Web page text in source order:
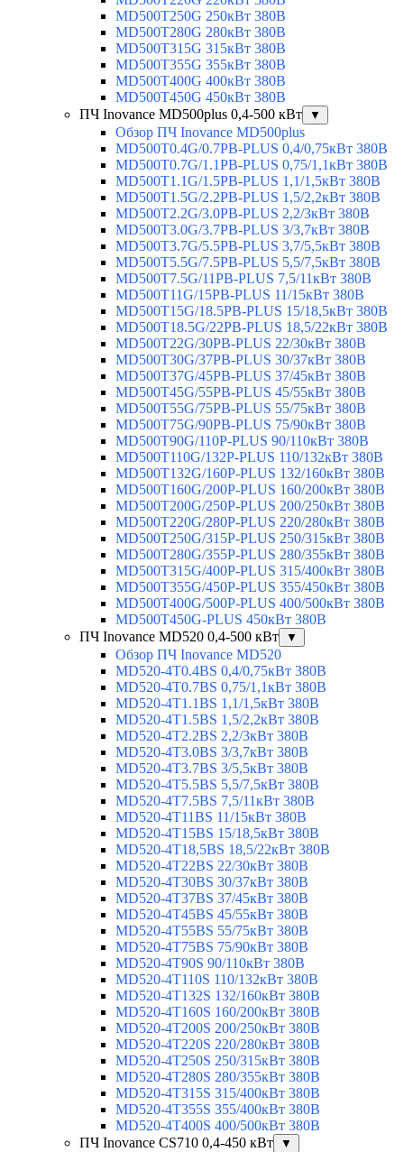
MD500T250G 250кВт 380В
MD500T280G 280кВт 380В
MD500T315G 315кВт 380В
MD500T355G 355кВт 380В
MD500T400G 400кВт 380В
MD500T450G 450кВт 380В
ПЧ Inovance MD500plus 0,4-500 кВт
▼
Обзор ПЧ Inovance MD500plus
MD500T0.4G/0.7PB-PLUS 0,4/0,75кВт 380В
MD500T0.7G/1.1PB-PLUS 0,75/1,1кВт 380В
MD500T1.1G/1.5PB-PLUS 1,1/1,5кВт 380В
MD500T1.5G/2.2PB-PLUS 1,5/2,2кВт 380В
MD500T2.2G/3.0PB-PLUS 2,2/3кВт 380В
MD500T3.0G/3.7PB-PLUS 3/3,7кВт 380В
MD500T3.7G/5.5PB-PLUS 3,7/5,5кВт 380В
MD500T5.5G/7.5PB-PLUS 5,5/7,5кВт 380В
MD500T7.5G/11PB-PLUS 7,5/11кВт 380В
MD500T11G/15PB-PLUS 11/15кВт 380В
MD500T15G/18.5PB-PLUS 15/18,5кВт 380В
MD500T18.5G/22PB-PLUS 18,5/22кВт 380В
MD500T22G/30PB-PLUS 22/30кВт 380В
MD500T30G/37PB-PLUS 30/37кВт 380В
MD500T37G/45PB-PLUS 37/45кВт 380В
MD500T45G/55PB-PLUS 45/55кВт 380В
MD500T55G/75PB-PLUS 55/75кВт 380В
MD500T75G/90PB-PLUS 75/90кВт 380В
MD500T90G/110P-PLUS 90/110кВт 380В
MD500T110G/132P-PLUS 110/132кВт 380В
MD500T132G/160P-PLUS 132/160кВт 380В
MD500T160G/200P-PLUS 160/200кВт 380В
MD500T200G/250P-PLUS 200/250кВт 380В
MD500T220G/280P-PLUS 220/280кВт 380В
MD500T250G/315P-PLUS 250/315кВт 380В
MD500T280G/355P-PLUS 280/355кВт 380В
MD500T315G/400P-PLUS 315/400кВт 380В
MD500T355G/450P-PLUS 355/450кВт 380В
MD500T400G/500P-PLUS 400/500кВт 380В
MD500T450G-PLUS 450кВт 380В
ПЧ Inovance MD520 0,4-500 кВт
▼
Обзор ПЧ Inovance MD520
MD520-4T0.4BS 0,4/0,75кВт 380В
MD520-4T0.7BS 0,75/1,1кВт 380В
MD520-4T1.1BS 1,1/1,5кВт 380В
MD520-4T1.5BS 1,5/2,2кВт 380В
MD520-4T2.2BS 2,2/3кВт 380В
MD520-4T3.0BS 3/3,7кВт 380В
MD520-4T3.7BS 3/5,5кВт 380В
MD520-4T5.5BS 5,5/7,5кВт 380В
MD520-4T7.5BS 7,5/11кВт 380В
MD520-4T11BS 11/15кВт 380В
MD520-4T15BS 15/18,5кВт 380В
MD520-4T18,5BS 18,5/22кВт 380В
MD520-4T22BS 22/30кВт 380В
MD520-4T30BS 30/37кВт 380В
MD520-4T37BS 37/45кВт 380В
MD520-4T45BS 45/55кВт 380В
MD520-4T55BS 55/75кВт 380В
MD520-4T75BS 75/90кВт 380В
MD520-4T90S 90/110кВт 380В
MD520-4T110S 110/132кВт 380В
MD520-4T132S 132/160кВт 380В
MD520-4T160S 160/200кВт 380В
MD520-4T200S 200/250кВт 380В
MD520-4T220S 220/280кВт 380В
MD520-4T250S 250/315кВт 380В
MD520-4T280S 280/355кВт 380В
MD520-4T315S 315/400кВт 380В
MD520-4T355S 355/400кВт 380В
MD520-4T400S 400/500кВт 380В
ПЧ Inovance CS710 0,4-450 кВт
▼